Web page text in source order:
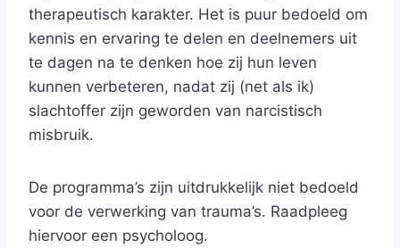
therapeutisch karakter. Het is puur bedoeld om
kennis en ervaring te delen en deelnemers uit
te dagen na te denken hoe zij hun leven
kunnen verbeteren, nadat zij (net als ik)
slachtoffer zijn geworden van narcistisch
misbruik.
De programma’s zijn uitdrukkelijk niet bedoeld
voor de verwerking van trauma’s. Raadpleeg
hiervoor een psycholoog.